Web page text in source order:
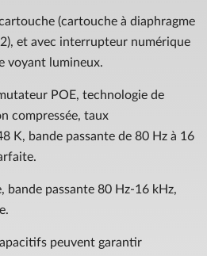
(cartouche à diaphragme
et avec interrupteur numérique
voyant lumineux.
POE, technologie de
compressée, taux
K, bande passante de 80 Hz à 16
passante 80 Hz-16 kHz,
peuvent garantir